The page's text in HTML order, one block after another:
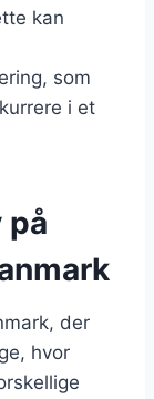
kan
som
i et
på
der
hvor